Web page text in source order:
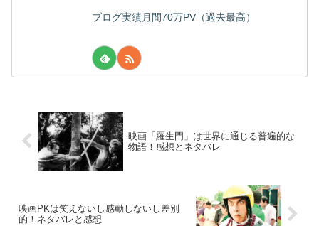
ブログ実績月間70万PV（過去最高）
映画「羅生門」は世界に通じる普遍的な
物語！感想とネタバレ
映画PKは笑えないし感動しないし差別
的！ネタバレと感想